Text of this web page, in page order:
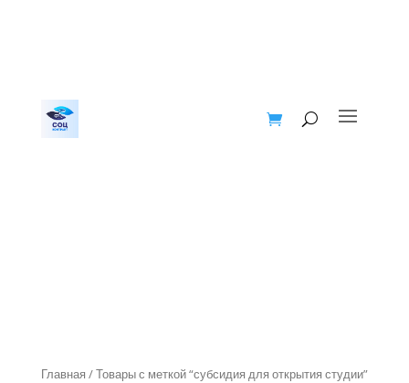
Главная / Товары с меткой “субсидия для открытия студии”